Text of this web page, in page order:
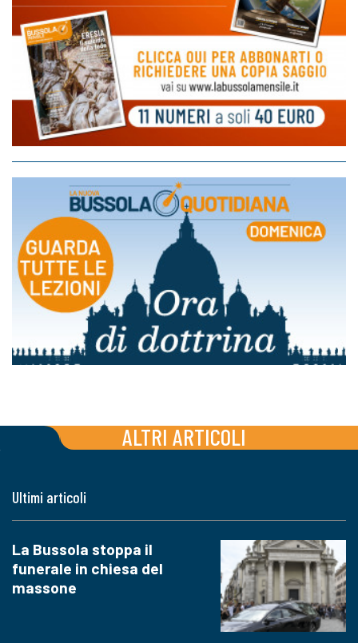
ALTRI ARTICOLI
Ultimi articoli
La Bussola stoppa il
funerale in chiesa del
massone